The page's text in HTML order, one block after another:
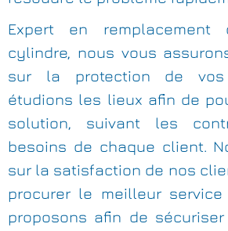
Expert en
cylindre, nous vous
sur la protection de vos
étudions les lieux afin de
solution, suivant les
besoins de chaque client.
sur la satisfaction de nos
procurer le meilleur service
proposons afin de